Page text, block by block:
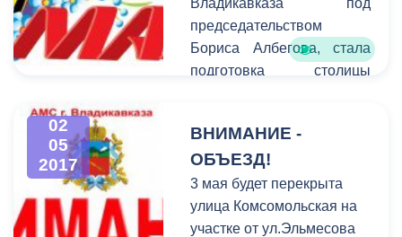
предоставляемых услуг и
оперативности
исполнения поручений.
Владикавказа под
председательством
Бориса Албегова, стала
подготовка столицы
Победы.
02
05
2017
ВНИМАНИЕ -
ОБЪЕЗД!
3 мая будет перекрыта
улица Комсомольская на
участке от ул.Эльмесова